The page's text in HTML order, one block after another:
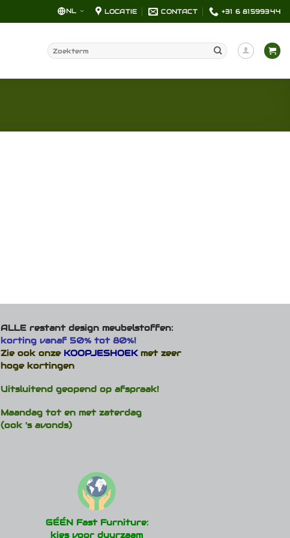
NL LOCATIE CONTACT +31 6 81599344
Zoeken
naar:
ALLE restant design meubelstoffen:
korting vanaf 50% tot 80%!
Zie ook onze KOOPJESHOEKmet zeer
hoge kortingen
Uitsluitend geopend op afspraak!
Maandag tot en met zaterdag
(ook 's avonds)
GÉÉN Fast Furniture:
kies voor duurzaam